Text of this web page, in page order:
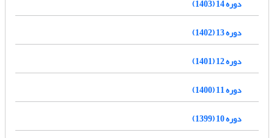
دوره 14 (1403)
دوره 13 (1402)
دوره 12 (1401)
دوره 11 (1400)
دوره 10 (1399)